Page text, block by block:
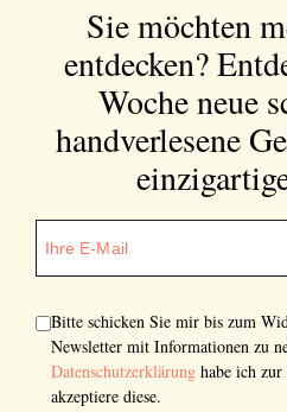
Sie möchten
entdecken?
Woche neue
handverlesene
Bitte schicken Sie mir bis zum
Newsletter mit Informationen zu
Datenschutzerklärung habe ich
akzeptiere diese.